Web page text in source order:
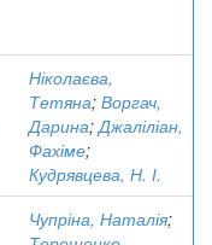
Ніколаєва,
Тетяна; Воргач,
Дарина;Джаліліан,
Фахіме;
Кудрявцева, Н. І.
Чупріна, Наталія;